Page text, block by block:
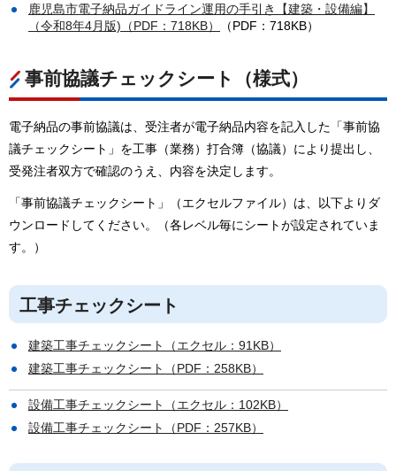
鹿児島市電子納品ガイドライン運用の手引き【建築・設備編】
（令和8年4月版)（PDF：718KB）
（PDF：718KB）
事前協議チェックシート（様式）
電子納品の事前協議は、受注者が電子納品内容を記入した「事前協
議チェックシート」を工事（業務）打合簿（協議）により提出し、
受発注者双方で確認のうえ、内容を決定します。
「事前協議チェックシート」（エクセルファイル）は、以下よりダ
ウンロードしてください。（各レベル毎にシートが設定されていま
す。）
工事チェックシート
建築工事チェックシート（エクセル：91KB）
建築工事チェックシート（PDF：258KB）
設備工事チェックシート（エクセル：102KB）
設備工事チェックシート（PDF：257KB）